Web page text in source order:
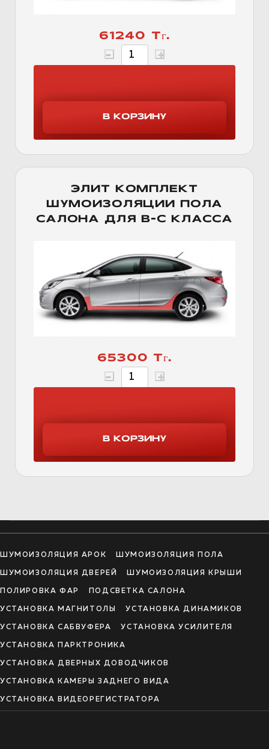
61240 Тг.
ЭЛИТ КОМПЛЕКТ
ШУМОИЗОЛЯЦИИ ПОЛА
САЛОНА ДЛЯ B-C КЛАССА
65300 Тг.
ШУМОИЗОЛЯЦИЯ АРОК ШУМОИЗОЛЯЦИЯ ПОЛА
ШУМОИЗОЛЯЦИЯ ДВЕРЕЙ ШУМОИЗОЛЯЦИЯ КРЫШИ
ПОЛИРОВКА ФАР ПОДСВЕТКА САЛОНА
УСТАНОВКА МАГНИТОЛЫ УСТАНОВКА ДИНАМИКОВ
УСТАНОВКА САБВУФЕРА УСТАНОВКА УСИЛИТЕЛЯ
УСТАНОВКА ПАРКТРОНИКА
УСТАНОВКА ДВЕРНЫХ ДОВОДЧИКОВ
УСТАНОВКА КАМЕРЫ ЗАДНЕГО ВИДА
УСТАНОВКА ВИДЕОРЕГИСТРАТОРА